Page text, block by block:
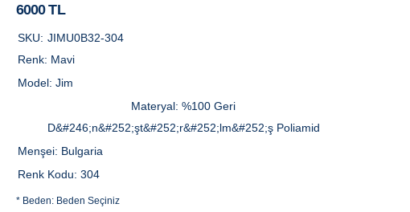
6000 TL
SKU: JIMU0B32-304
Renk: Mavi
Model:Jim
Materyal:%100 Geri
D&#246;n&#252;şt&#252;r&#252;lm&#252;ş Poliamid
Menşei: Bulgaria
Renk Kodu:304
*Beden: Beden Seçiniz